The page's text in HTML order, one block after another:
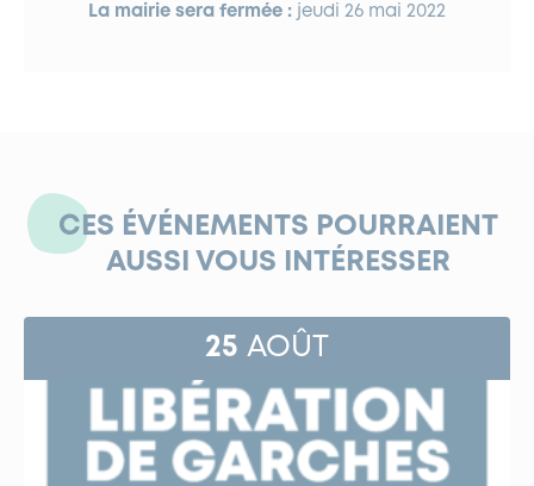
La mairie sera fermée :jeudi 26 mai 2022
CES ÉVÉNEMENTS POURRAIENT
AUSSI VOUS INTÉRESSER
25 AOÛT